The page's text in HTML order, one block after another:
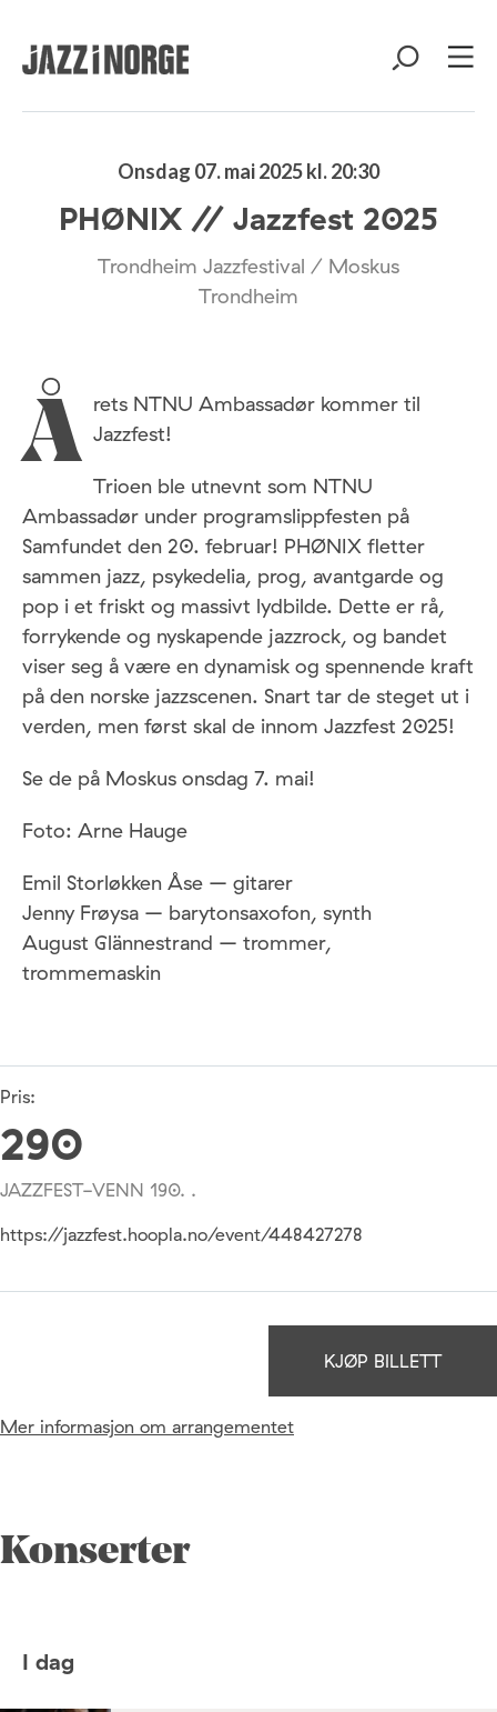
Onsdag 07. mai 2025 kl. 20:30
PHØNIX // Jazzfest 2025
Trondheim Jazzfestival / Moskus
Trondheim
Å rets NTNU Ambassadør kommer til
Jazzfest!
Trioen ble utnevnt som NTNU
Ambassadør under programslippfesten på
Samfundet den 20. februar! PHØNIX fletter
sammen jazz, psykedelia, prog, avantgarde og
pop i et friskt og massivt lydbilde. Dette er rå,
forrykende og nyskapende jazzrock, og bandet
viser seg å være en dynamisk og spennende kraft
på den norske jazzscenen. Snart tar de steget ut i
verden, men først skal de innom Jazzfest 2025!
Se de på Moskus onsdag 7. mai!
Foto: Arne Hauge
Emil Storløkken Åse – gitarer
Jenny Frøysa – barytonsaxofon, synth
August Glännestrand – trommer,
trommemaskin
Pris:
290
JAZZFEST-VENN 190. .
https://jazzfest.hoopla.no/event/448427278
KJØP BILLETT
Mer informasjon om arrangementet
Konserter
I dag